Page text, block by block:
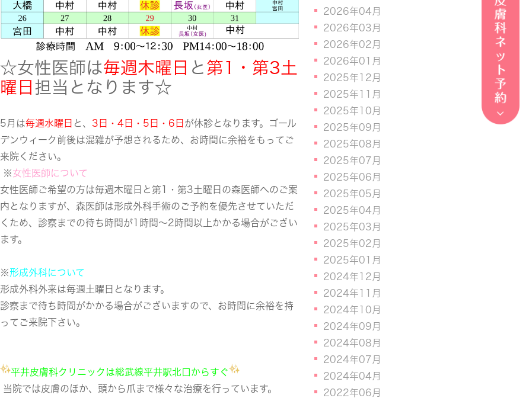
☆女性医師は毎週木曜日 と 第1・第3土
曜日 担当となります☆
5月は毎週水曜日 と、 3日・4日・5日・6日 が休診となります。ゴール
デンウィーク前後は混雑が予想されるため、お時間に余裕をもってご
来院ください。
※女性医師について
女性医師ご希望の方は毎週木曜日と第1・第3土曜日の森医師へのご案
内となりますが、森医師は形成外科手術のご予約を優先させていただ
くため、診察までの待ち時間が1時間～2時間以上かかる場合がござい
ます。
※形成外科について
形成外科外来は毎週土曜日となります。
診察まで待ち時間がかかる場合がございますので、お時間に余裕を持
ってご来院下さい。
平井皮膚科クリニックは総武線平井駅北口からすぐ
当院では皮膚のほか、頭から爪まで様々な治療を行っています。
2026年04月
2026年03月
2026年02月
2026年01月
2025年12月
2025年11月
2025年10月
2025年09月
2025年08月
2025年07月
2025年06月
2025年05月
2025年04月
2025年03月
2025年02月
2025年01月
2024年12月
2024年11月
2024年10月
2024年09月
2024年08月
2024年07月
2024年04月
2022年06月